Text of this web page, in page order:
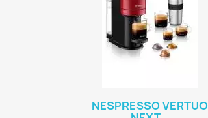
NESPRESSO VERTUO